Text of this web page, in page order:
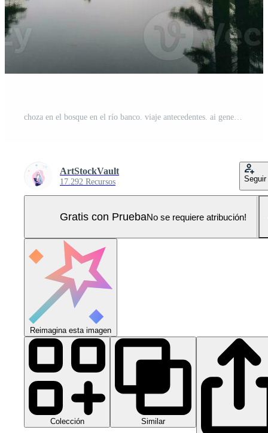
choza en el bosque en el río banco. viaje antecedentes. ai generativo Foto Pro
ArtStockVault
17.292 Recursos Seguir
Gratis con PruebaNo se requiere atribución!
Reimagina esta imagen
Colección Similar